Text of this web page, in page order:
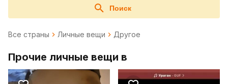
Поиск
Все страны Личные вещи Другое
Прочие личные вещи в